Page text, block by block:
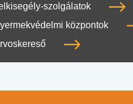
szolgálatok
központok